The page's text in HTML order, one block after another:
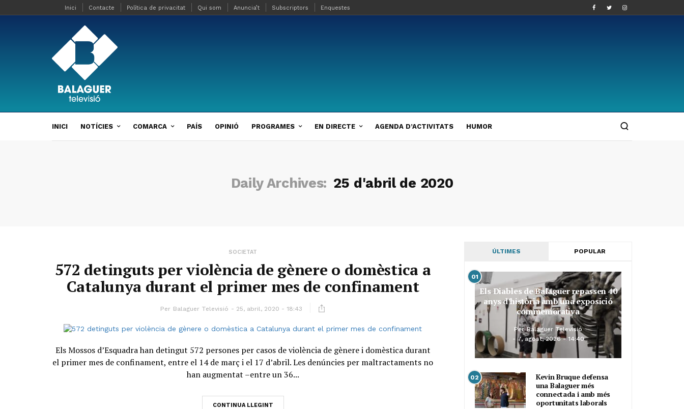
Inici Contacte Política de privacitat Qui som Anuncia’t Subscriptors Enquestes
INICI NOTÍCIES COMARCA PAÍS OPINIÓ PROGRAMES EN DIRECTE AGENDA D’ACTIVITATS HUMOR
Daily Archives: 25 d'abril de 2020
SOCIETAT
572 detinguts per violència de gènere o domèstica a
Catalunya durant el primer mes de confinament
Per Balaguer Televisió 25, abril, 2020 - 18:43
Els Mossos d’Esquadra han detingut 572 persones per casos de violència de gènere i domèstica durant
el primer mes de confinament, entre el 14 de març i el 17 d’abril. Les denúncies per maltractaments no
han augmentat –entre un 36...
CONTINUA LLEGINT
ÚLTIMES POPULAR
01
Els Diables de Balaguer repassen 40
anys d’història amb una exposició
commemorativa
Per Balaguer Televisió
7, agost, 2026 - 14:40
02
Kevin Bruque defensa
una Balaguer més
connectada i amb més
oportunitats laborals